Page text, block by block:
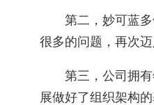
第二，妙可蓝
很多的问题，再次迈
第三，公司拥
展做好了组织架构的